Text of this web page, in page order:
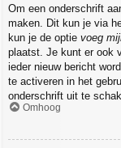
Om een onderschrift
maken. Dit kun je via
kun je de optie voeg
plaatst. Je kunt er ook
ieder nieuw bericht
te activeren in het
onderschrift uit te
Omhoog